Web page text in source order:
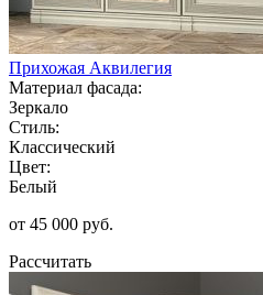
Прихожая Аквилегия
Материал фасада:
Зеркало
Стиль:
Классический
Цвет:
Белый
от 45 000 руб.
Рассчитать